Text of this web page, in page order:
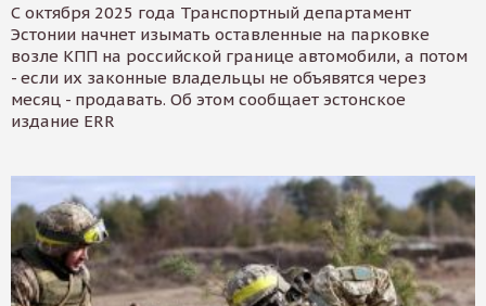
С октября 2025 года Транспортный департамент
Эстонии начнет изымать оставленные на парковке
возле КПП на российской границе автомобили, а потом
- если их законные владельцы не объявятся через
месяц - продавать. Об этом сообщает эстонское
издание ERR